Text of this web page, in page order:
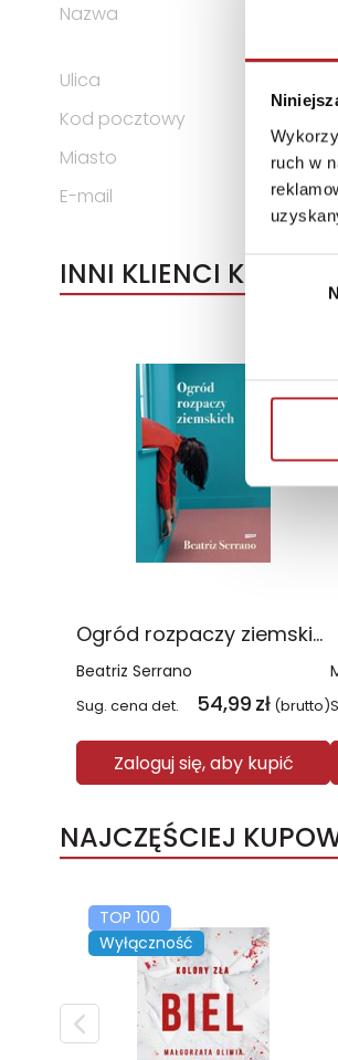
ruch w
zgody
Nazwa
Ulica
Kod pocztowy
Miasto
Poznań
E-mail
INNI KLIENCI
Ogród rozpaczy ziemskich
Beatriz Serrano
Sug. cena det. 54,99 zł (brutto)
Zaloguj się, aby kupić
NAJCZĘŚCIEJ
TOP 100
Wyłączność